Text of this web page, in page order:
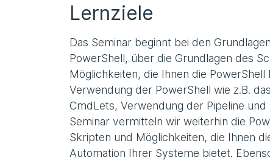
Lernziele
Das Seminar beginnt bei den
PowerShell, über die Grundlagen des
Möglichkeiten, die Ihnen die
Verwendung der PowerShell wie z.B.
CmdLets, Verwendung der Pipeline
Seminar vermitteln wir weiterhin die
Skripten und Möglichkeiten, die Ihnen
Automation Ihrer Systeme bietet.